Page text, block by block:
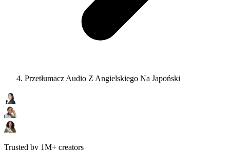
Przetłumacz Audio Z Angielskiego Na Japoński
Trusted by 1M+ creators